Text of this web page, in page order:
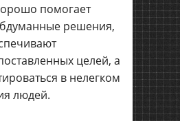
помогает
решения,
целей, а
в нелегком
людей.